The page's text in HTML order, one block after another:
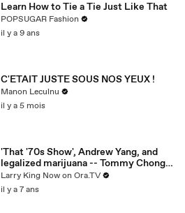
Learn How to Tie a Tie Just Like That
POPSUGAR Fashion
il y a 9 ans
C'ETAIT JUSTE SOUS NOS YEUX !
Manon Leculnu
il y a 5 mois
'That '70s Show', Andrew Yang, and
legalized marijuana -- Tommy Chong
answers your social media questions
Larry King Now on Ora.TV
il y a 7 ans